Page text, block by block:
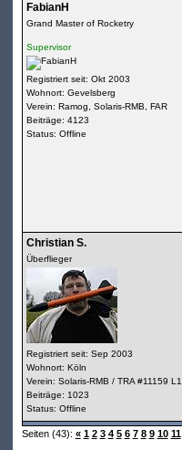
FabianH
Grand Master of Rocketry
Supervisor
Registriert seit: Okt 2003
Wohnort: Gevelsberg
Verein: Ramog, Solaris-RMB, FAR
Beiträge: 4123
Status: Offline
Christian S.
Überflieger
Registriert seit: Sep 2003
Wohnort: Köln
Verein: Solaris-RMB / TRA #11159 L1
Beiträge: 1023
Status: Offline
Seiten (43): « 1 2 3 4 5 6 7 8 9 10 11